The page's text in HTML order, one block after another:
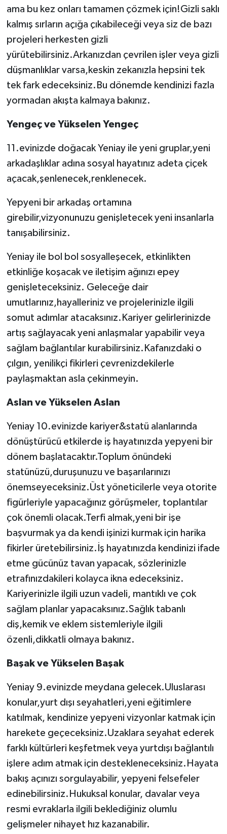
ama bu kez onları tamamen çözmek için!Gizli saklı
kalmış sırların açığa çıkabileceği veya siz de bazı
projeleri herkesten gizli
yürütebilirsiniz.Arkanızdan çevrilen işler veya gizli
düşmanlıklar varsa,keskin zekanızla hepsini tek
tek fark edeceksiniz.Bu dönemde kendinizi fazla
yormadan akışta kalmaya bakınız.
Yengeç ve Yükselen Yengeç
11.evinizde doğacak Yeniay ile yeni gruplar,yeni
arkadaşlıklar adına sosyal hayatınız adeta çiçek
açacak,şenlenecek,renklenecek.
Yepyeni bir arkadaş ortamına
girebilir,vizyonunuzu genişletecek yeni insanlarla
tanışabilirsiniz.
Yeniay ile bol bol sosyalleşecek, etkinlikten
etkinliğe koşacak ve iletişim ağınızı epey
genişleteceksiniz. Geleceğe dair
umutlarınız,hayalleriniz ve projelerinizle ilgili
somut adımlar atacaksınız.Kariyer gelirlerinizde
artış sağlayacak yeni anlaşmalar yapabilir veya
sağlam bağlantılar kurabilirsiniz.Kafanızdaki o
çılgın, yenilikçi fikirleri çevrenizdekilerle
paylaşmaktan asla çekinmeyin.
Aslan ve Yükselen Aslan
Yeniay 10.evinizde kariyer&statü alanlarında
dönüştürücü etkilerde iş hayatınızda yepyeni bir
dönem başlatacaktır.Toplum önündeki
statünüzü,duruşunuzu ve başarılarınızı
önemseyeceksiniz.Üst yöneticilerle veya otorite
figürleriyle yapacağınız görüşmeler, toplantılar
çok önemli olacak.Terfi almak,yeni bir işe
başvurmak ya da kendi işinizi kurmak için harika
fikirler üretebilirsiniz.İş hayatınızda kendinizi ifade
etme gücünüz tavan yapacak, sözlerinizle
etrafınızdakileri kolayca ikna edeceksiniz.
Kariyerinizle ilgili uzun vadeli, mantıklı ve çok
sağlam planlar yapacaksınız.Sağlık tabanlı
diş,kemik ve eklem sistemleriyle ilgili
özenli,dikkatli olmaya bakınız.
Başak ve Yükselen Başak
Yeniay 9.evinizde meydana gelecek.Uluslarası
konular,yurt dışı seyahatleri,yeni eğitimlere
katılmak, kendinize yepyeni vizyonlar katmak için
harekete geçeceksiniz.Uzaklara seyahat ederek
farklı kültürleri keşfetmek veya yurtdışı bağlantılı
işlere adım atmak için destekleneceksiniz.Hayata
bakış açınızı sorgulayabilir, yepyeni felsefeler
edinebilirsiniz.Hukuksal konular, davalar veya
resmi evraklarla ilgili beklediğiniz olumlu
gelişmeler nihayet hız kazanabilir.